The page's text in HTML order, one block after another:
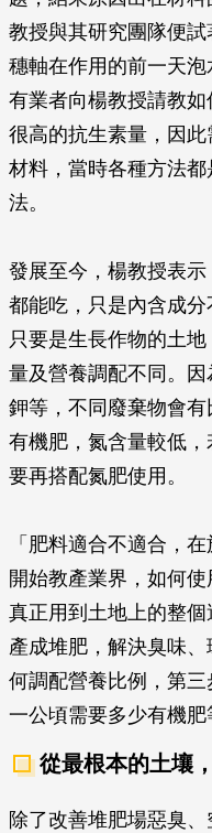
教授與其研究團隊便
穗軸在作用的前一天
有業者向楊教授請教
很高的抗生素量，因
材料，當時各種方法
法。
發展至今，楊教授表
都能吃，只是內含成
只要是生長作物的土
量及營養調配不同。因
鉀等，不同廢棄物會
有機肥，氮含量較低
要再搭配氮肥使用。
「肥料適合不適合，
開始教產業界，如何
真正用到土地上的整
產成堆肥，解決臭味
何調配營養比例，第三
一公頃需要多少有機肥
從最根本的土壤
除了改善堆肥場惡臭